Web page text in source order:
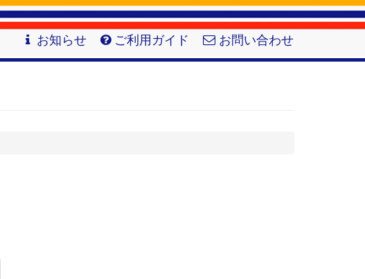
お知らせ ご利用ガイド お問い合わせ